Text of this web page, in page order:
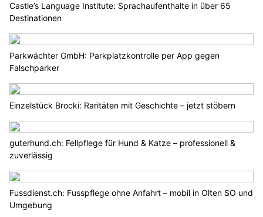
Castle’s Language Institute: Sprachaufenthalte in über 65
Destinationen
Parkwächter GmbH: Parkplatzkontrolle per App gegen
Falschparker
Einzelstück Brocki: Raritäten mit Geschichte – jetzt stöbern
guterhund.ch: Fellpflege für Hund & Katze – professionell &
zuverlässig
Fussdienst.ch: Fusspflege ohne Anfahrt – mobil in Olten SO und
Umgebung